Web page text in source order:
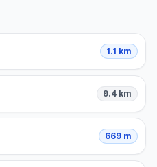
1.1 km
9.4 km
669 m